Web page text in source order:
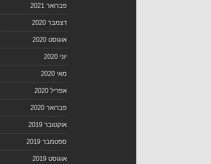
פברואר 2021
דצמבר 2020
אוגוסט 2020
יוני 2020
מאי 2020
אפריל 2020
פברואר 2020
אוקטובר 2019
ספטמבר 2019
אוגוסט 2019